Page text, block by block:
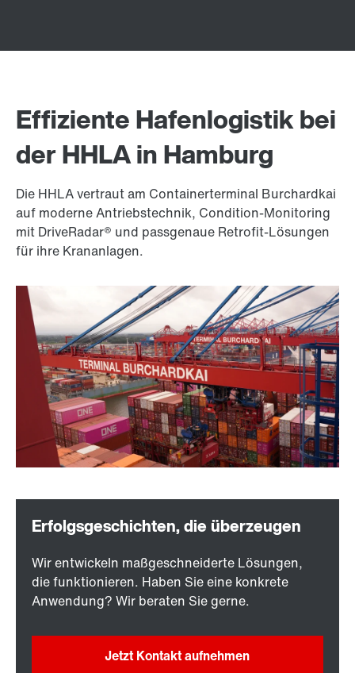
Effiziente Hafenlogistik bei
der HHLA in Hamburg
Die HHLA vertraut am Containerterminal Burchardkai
auf moderne Antriebstechnik, Condition-Monitoring
mit DriveRadar® und passgenaue Retrofit-Lösungen
für ihre Krananlagen.
Wir entwickeln maßgeschneiderte Lösungen,
die funktionieren. Haben Sie eine konkrete
Anwendung? Wir beraten Sie gerne.
Jetzt Kontakt aufnehmen